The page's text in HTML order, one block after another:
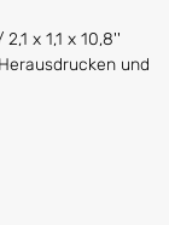
x 1,1 x 10,8''
und